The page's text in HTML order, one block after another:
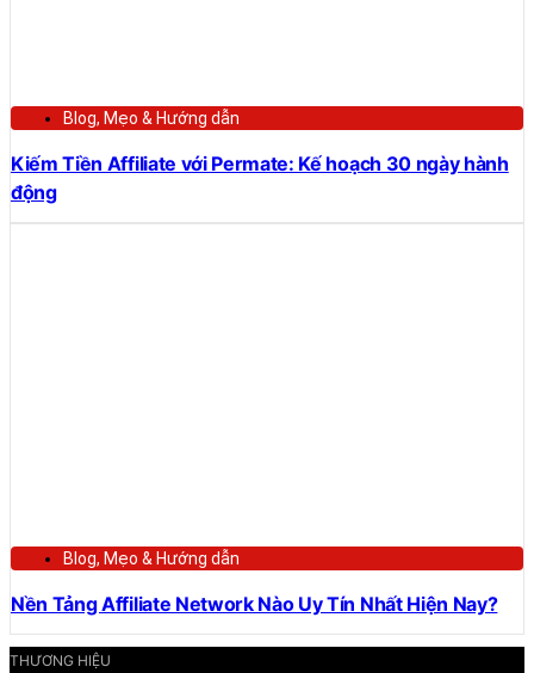
Blog, Mẹo & Hướng dẫn
Kiếm Tiền Affiliate với Permate: Kế hoạch 30 ngày hành
động
Blog, Mẹo & Hướng dẫn
Nền Tảng Affiliate Network Nào Uy Tín Nhất Hiện Nay?
THƯƠNG HIỆU